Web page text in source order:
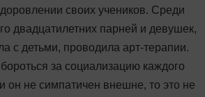
своих учеников. Среди
двадцатилетних парней и девушек,
с детьми, проводила арт-терапии.
за социализацию каждого
он не симпатичен внешне, то это не